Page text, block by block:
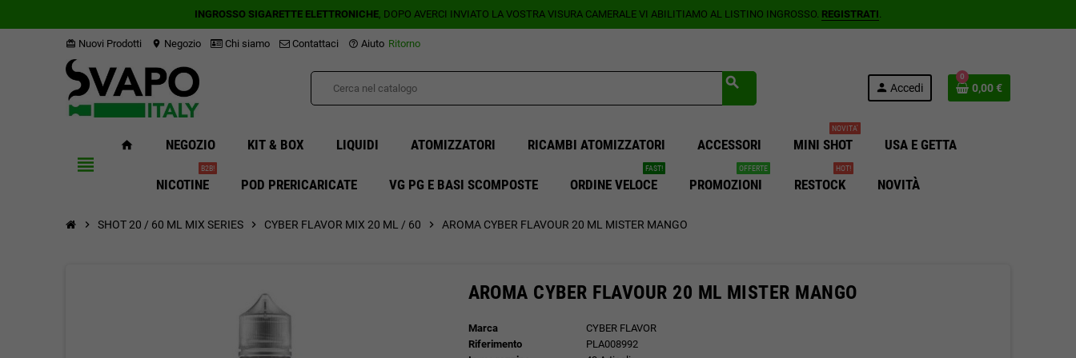
INGROSSO SIGARETTE ELETTRONICHE, DOPO AVERCI INVIATO LA VOSTRA VISURA CAMERALE VI ABILITIAMO AL LISTINO INGROSSO. REGISTRATI.
card_giftcard Nuovi Prodotti location_on Negozio Chi siamo Contattaci help_outline Aiuto Ritorno
search person Accedi
0
0,00 €
view_headline
home NEGOZIO KIT & BOX LIQUIDI ATOMIZZATORI RICAMBI ATOMIZZATORI ACCESSORI MINI SHOT
NOVITA'
USA E GETTA
NICOTINE
B2B!
POD PRERICARICATE VG PG E BASI SCOMPOSTE ORDINE VELOCE
FAST!
PROMOZIONI
OFFERTE
RESTOCK
HOT!
NOVITÀ
chevron_right SHOT 20 / 60 ML MIX SERIES chevron_right CYBER FLAVOR MIX 20 ML / 60 chevron_right AROMA CYBER FLAVOUR 20 ML MISTER MANGO
AROMA CYBER FLAVOUR 20 ML MISTER MANGO
Marca
CYBER FLAVOR
Riferimento
PLA008992